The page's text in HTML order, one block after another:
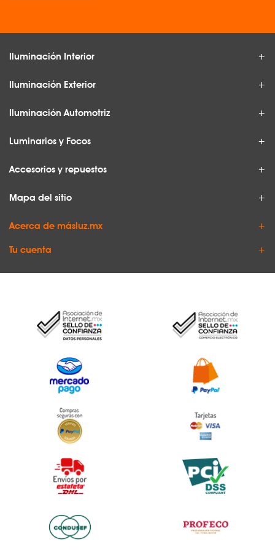
Iluminación Interior
Iluminación Exterior
Iluminación Automotriz
Luminarios y Focos
Accesorios y repuestos
Mapa del sitio
Acerca de másluz.mx
Tu cuenta